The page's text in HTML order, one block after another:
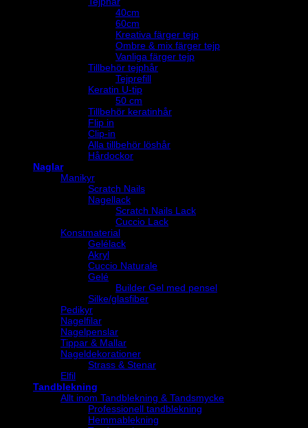
40cm
60cm
Kreativa färger tejp
Ombre & mix färger tejp
Vanliga färger tejp
Tillbehör tejphår
Tejprefill
Keratin U-tip
50 cm
Tillbehör keratinhår
Flip in
Clip-in
Alla tillbehör löshår
Hårdockor
Naglar
Manikyr
Scratch Nails
Nagellack
Scratch Nails Lack
Cuccio Lack
Konstmaterial
Gelélack
Akryl
Cuccio Naturale
Gelé
Builder Gel med pensel
Silke/glasfiber
Pedikyr
Nagelfilar
Nagelpenslar
Tippar & Mallar
Nageldekorationer
Strass & Stenar
Elfil
Tandblekning
Allt inom Tandblekning & Tandsmycke
Professionell tandblekning
Hemmablekning